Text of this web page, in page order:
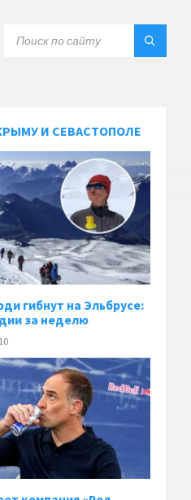
И СЕВАСТОПОЛЕ
гибнут на Эльбрусе:
за неделю